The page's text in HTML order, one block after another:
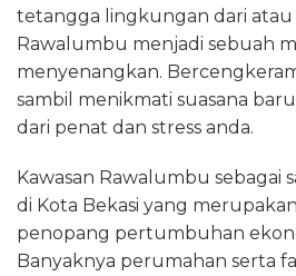
tetangga lingkungan dari atau
Rawalumbu menjadi sebuah
menyenangkan.
sambil menikmati suasana
dari penat dan stress anda.
Kawasan Rawalumbu sebagai
di Kota Bekasi yang
penopang pertumbuhan
Banyaknya perumahan serta